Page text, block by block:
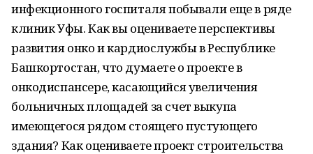
инфекционного госпиталя побывали еще в ряде
клиник Уфы. Как вы оцениваете перспективы
развития онко и кардиослужбы в Республике
Башкортостан, что думаете о проекте в
онкодиспансере, касающийся увеличения
больничных площадей за счет выкупа
имеющегося рядом стоящего пустующего
здания? Как оцениваете проект строительства